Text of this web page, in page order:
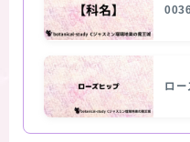
ロ